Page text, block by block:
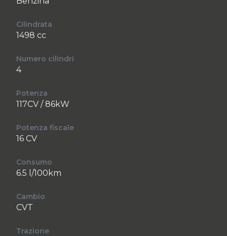
Cilindrata
1498 cc
Numero cilindri
4
Potenza
117CV / 86kW
Potenza fiscale
16 CV
Consumo
6.5 l/100km
Cambio
CVT
Trazione